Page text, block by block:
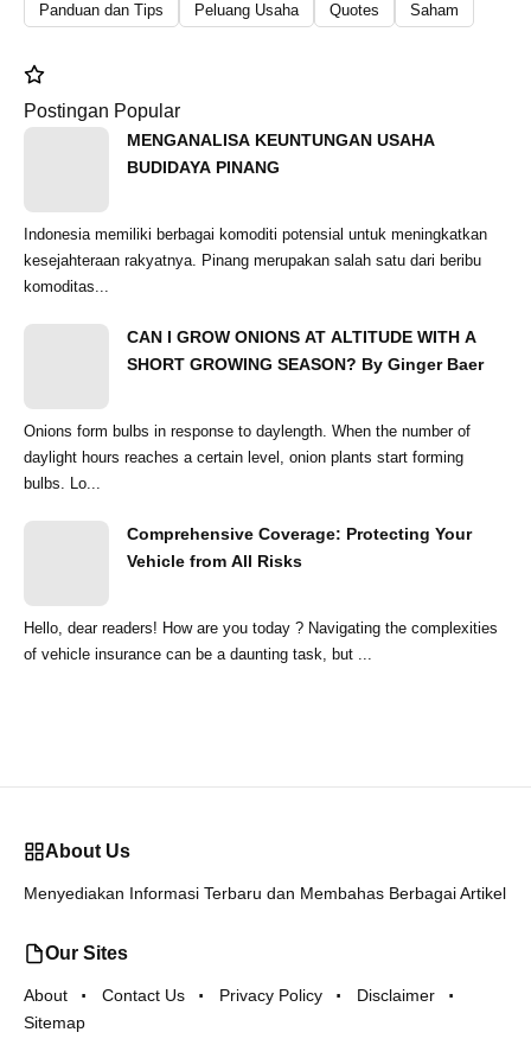
Panduan dan Tips
Peluang Usaha Quotes Saham
Postingan Popular
MENGANALISA KEUNTUNGAN USAHA
BUDIDAYA PINANG
Indonesia memiliki berbagai komoditi potensial untuk meningkatkan
kesejahteraan rakyatnya. Pinang merupakan salah satu dari beribu
komoditas...
CAN I GROW ONIONS AT ALTITUDE WITH A
SHORT GROWING SEASON? By Ginger Baer
Onions form bulbs in response to daylength. When the number of
daylight hours reaches a certain level, onion plants start forming
bulbs. Lo...
Comprehensive Coverage: Protecting Your
Vehicle from All Risks
Hello, dear readers! How are you today ? Navigating the complexities
of vehicle insurance can be a daunting task, but ...
About Us
Menyediakan Informasi Terbaru dan Membahas Berbagai Artikel
Our Sites
About Contact Us Privacy Policy
Disclaimer
Sitemap